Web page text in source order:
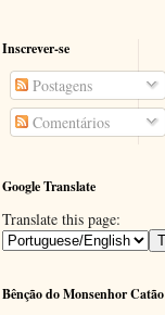
Inscrever-se
Postagens
Comentários
Google Translate
Translate this page:
Bênção do Monsenhor Catão